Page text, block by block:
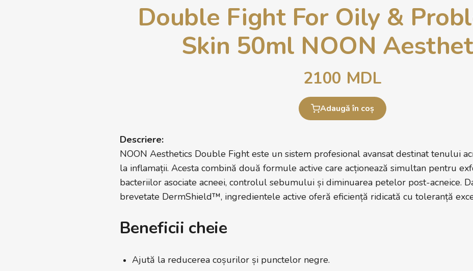
Double Fight For Oily &
Skin 50ml NOON
2100 MDL
Adaugă în coș
Descriere:
NOON Aesthetics Double Fight este un sistem profesional avansat destinat tenului
la inflamații. Acesta combină două formule active care acționează simultan pentru
bacteriilor asociate acneei, controlul sebumului și diminuarea petelor post-acneice.
brevetate DermShield™, ingredientele active oferă eficiență ridicată cu toleranță
Beneficii cheie
Ajută la reducerea coșurilor și punctelor negre.